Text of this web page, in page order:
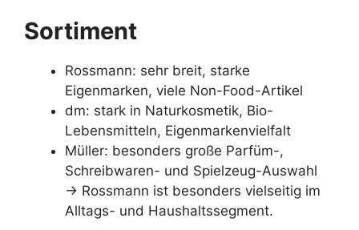
Sortiment
Rossmann: sehr breit, starke
Eigenmarken, viele Non-Food-Artikel
dm: stark in Naturkosmetik, Bio-
Lebensmitteln, Eigenmarkenvielfalt
Müller: besonders große Parfüm-,
Schreibwaren- und Spielzeug-Auswahl
→ Rossmann ist besonders vielseitig im
Alltags- und Haushaltssegment.